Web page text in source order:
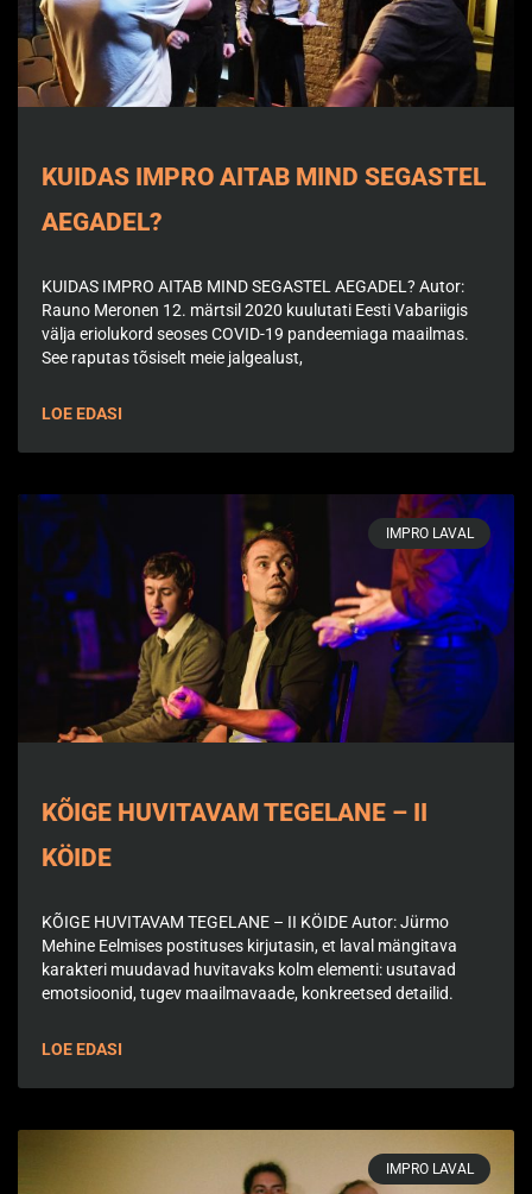
KUIDAS IMPRO AITAB MIND SEGASTEL
AEGADEL?
KUIDAS IMPRO AITAB MIND SEGASTEL AEGADEL? Autor:
Rauno Meronen 12. märtsil 2020 kuulutati Eesti Vabariigis
välja eriolukord seoses COVID-19 pandeemiaga maailmas.
See raputas tõsiselt meie jalgealust,
LOE EDASI
IMPRO LAVAL
KÕIGE HUVITAVAM TEGELANE – II
KÖIDE
KÕIGE HUVITAVAM TEGELANE – II KÖIDE Autor: Jürmo
Mehine Eelmises postituses kirjutasin, et laval mängitava
karakteri muudavad huvitavaks kolm elementi: usutavad
emotsioonid, tugev maailmavaade, konkreetsed detailid.
LOE EDASI
IMPRO LAVAL